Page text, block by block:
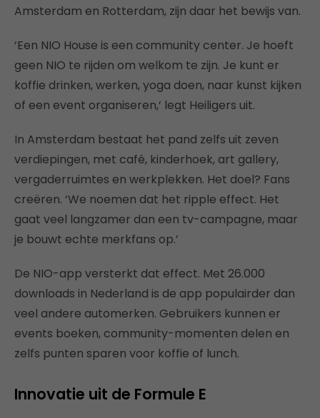
Amsterdam en Rotterdam, zijn daar het bewijs van.
‘Een NIO House is een community center. Je hoeft
geen NIO te rijden om welkom te zijn. Je kunt er
koffie drinken, werken, yoga doen, naar kunst kijken
of een event organiseren,’ legt Heiligers uit.
In Amsterdam bestaat het pand zelfs uit zeven
verdiepingen, met café, kinderhoek, art gallery,
vergaderruimtes en werkplekken. Het doel? Fans
creëren. ‘We noemen dat het ripple effect. Het
gaat veel langzamer dan een tv-campagne, maar
je bouwt echte merkfans op.’
De NIO-app versterkt dat effect. Met 26.000
downloads in Nederland is de app populairder dan
veel andere automerken. Gebruikers kunnen er
events boeken, community-momenten delen en
zelfs punten sparen voor koffie of lunch.
Innovatie uit de Formule E